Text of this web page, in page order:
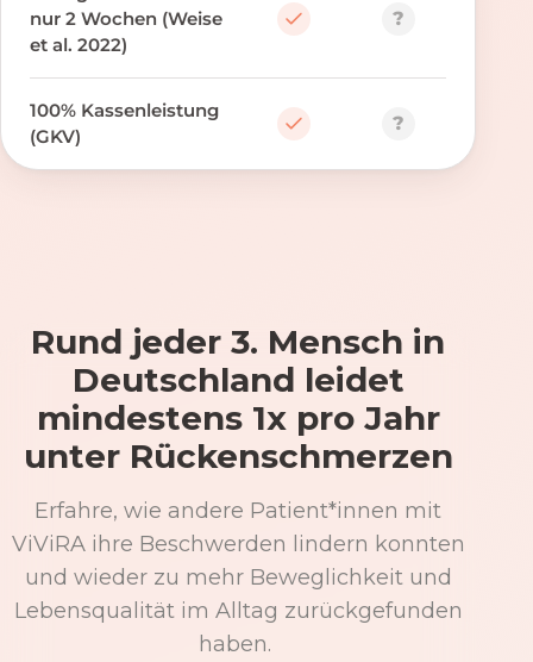
nur 2 Wochen (Weise
et al. 2022)
?
100% Kassenleistung
(GKV)
?
Rund jeder 3. Mensch in
Deutschland leidet
mindestens 1x pro Jahr
unter Rückenschmerzen
Erfahre, wie andere Patient*innen mit
ViViRA ihre Beschwerden lindern konnten
und wieder zu mehr Beweglichkeit und
Lebensqualität im Alltag zurückgefunden
haben.